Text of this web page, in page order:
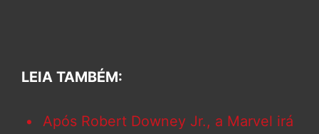
LEIA TAMBÉM:
Após Robert Downey Jr., a Marvel irá